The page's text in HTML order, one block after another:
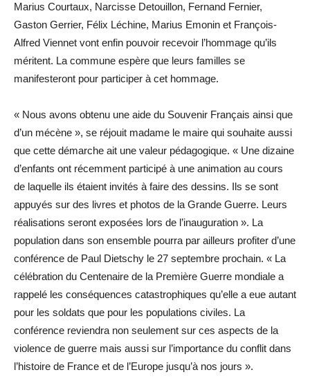
Marius Courtaux, Narcisse Detouillon, Fernand Fernier,
Gaston Gerrier, Félix Léchine, Marius Emonin et François-
Alfred Viennet vont enfin pouvoir recevoir l’hommage qu’ils
méritent. La commune espère que leurs familles se
manifesteront pour participer à cet hommage.
« Nous avons obtenu une aide du Souvenir Français ainsi que
d’un mécène », se réjouit madame le maire qui souhaite aussi
que cette démarche ait une valeur pédagogique. « Une dizaine
d’enfants ont récemment participé à une animation au cours
de laquelle ils étaient invités à faire des dessins. Ils se sont
appuyés sur des livres et photos de la Grande Guerre. Leurs
réalisations seront exposées lors de l’inauguration ». La
population dans son ensemble pourra par ailleurs profiter d’une
conférence de Paul Dietschy le 27 septembre prochain. « La
célébration du Centenaire de la Première Guerre mondiale a
rappelé les conséquences catastrophiques qu’elle a eue autant
pour les soldats que pour les populations civiles. La
conférence reviendra non seulement sur ces aspects de la
violence de guerre mais aussi sur l’importance du conflit dans
l’histoire de France et de l’Europe jusqu’à nos jours ».